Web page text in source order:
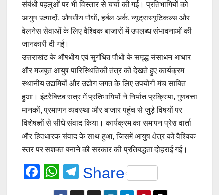
संबंधी पहलुओं पर भी विस्तार से चर्चा की गई। प्रतिभागियों को
आयुष उत्पादों, औषधीय पौधों, हर्बल अर्क, न्यूट्रास्यूटिकल्स और
वेलनेस सेवाओं के लिए वैश्विक बाजारों में उपलब्ध संभावनाओं की
जानकारी दी गई।
उत्तराखंड के औषधीय एवं सुगंधित पौधों के समृद्ध संसाधन आधार
और मजबूत आयुष पारिस्थितिकी तंत्र को देखते हुए कार्यक्रम
स्थानीय उद्यमियों और उद्योग जगत के लिए उपयोगी मंच साबित
हुआ। इंटरैक्टिव सत्र में प्रतिभागियों ने निर्यात प्रक्रिया, गुणवत्ता
मानकों, प्रमाणन व्यवस्था और बाजार पहुंच से जुड़े विषयों पर
विशेषज्ञों से सीधे संवाद किया। कार्यक्रम का समापन प्रेस वार्ता
और हितधारक संवाद के साथ हुआ, जिसमें आयुष क्षेत्र को वैश्विक
स्तर पर सशक्त बनाने की सरकार की प्रतिबद्धता दोहराई गई।
F
W
h
T
el
Share